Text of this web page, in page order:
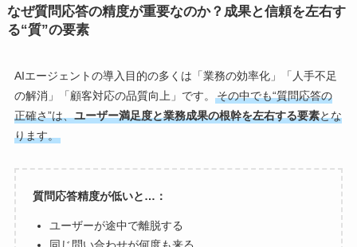
なぜ質問応答の精度が重要なのか？成果と信頼を左右す
る“質”の要素
AIエージェントの導入目的の多くは「業務の効率化」「人手不足
の解消」「顧客対応の品質向上」です。
その中でも“質問応答の
正確さ”は、ユーザー満足度と業務成果の根幹を左右する要素とな
ります。
質問応答精度が低いと…：
ユーザーが途中で離脱する